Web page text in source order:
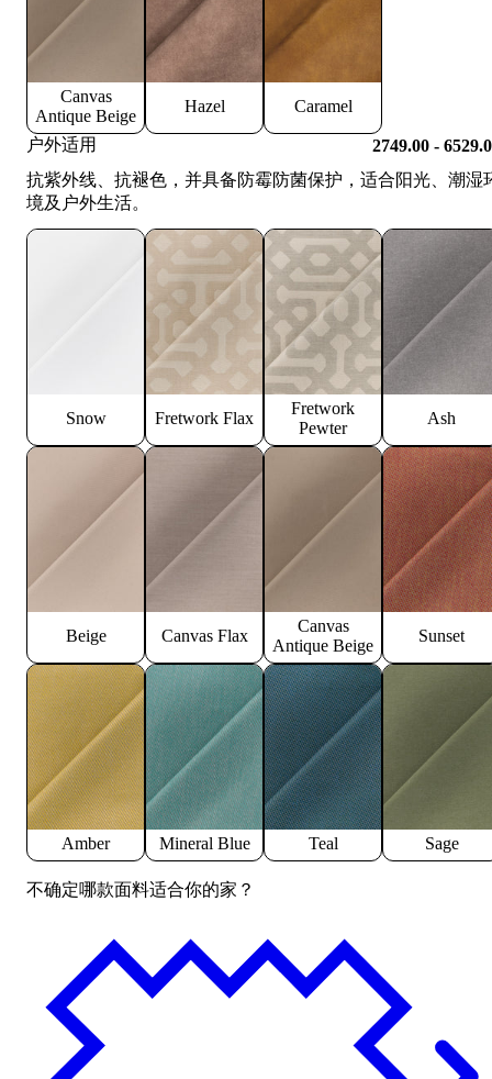
Canvas
Antique Beige
Hazel Caramel
户外适用
2749.00 -
抗紫外线、抗褪色，并具备防霉防菌保护，适合阳光、潮湿
境及户外生活。
Snow Fretwork Flax
Fretwork
Pewter
Ash
Beige Canvas Flax
Canvas
Antique Beige
Sunset
Amber Mineral Blue Teal Sage
不确定哪款面料适合你的家？